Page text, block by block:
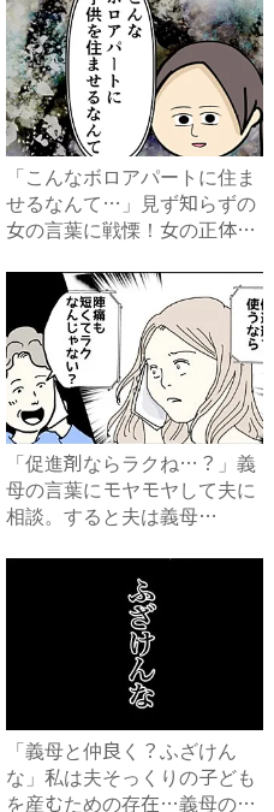
「こんなボロアパートに住ま
せるなんて…」見ず知らずの
女の言葉に戦慄！女の正体
「促進剤ならラクね…？」義
母の言葉にモヤモヤして夫に
相談。すると夫は義母
「義母と仲良く？ふざけん
な」私は夫そっくりの子ども
を産むための存在…義母の企